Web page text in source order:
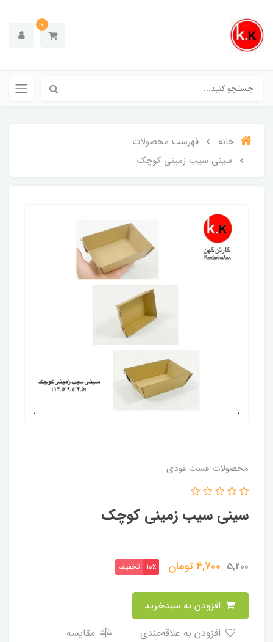
0
خانه
فهرست محصولات
سینی سیب زمینی کوچک
محصولات فست فودی
سینی سیب زمینی کوچک
5,200
4,700تومان 10٪ تخفیف
مقایسه